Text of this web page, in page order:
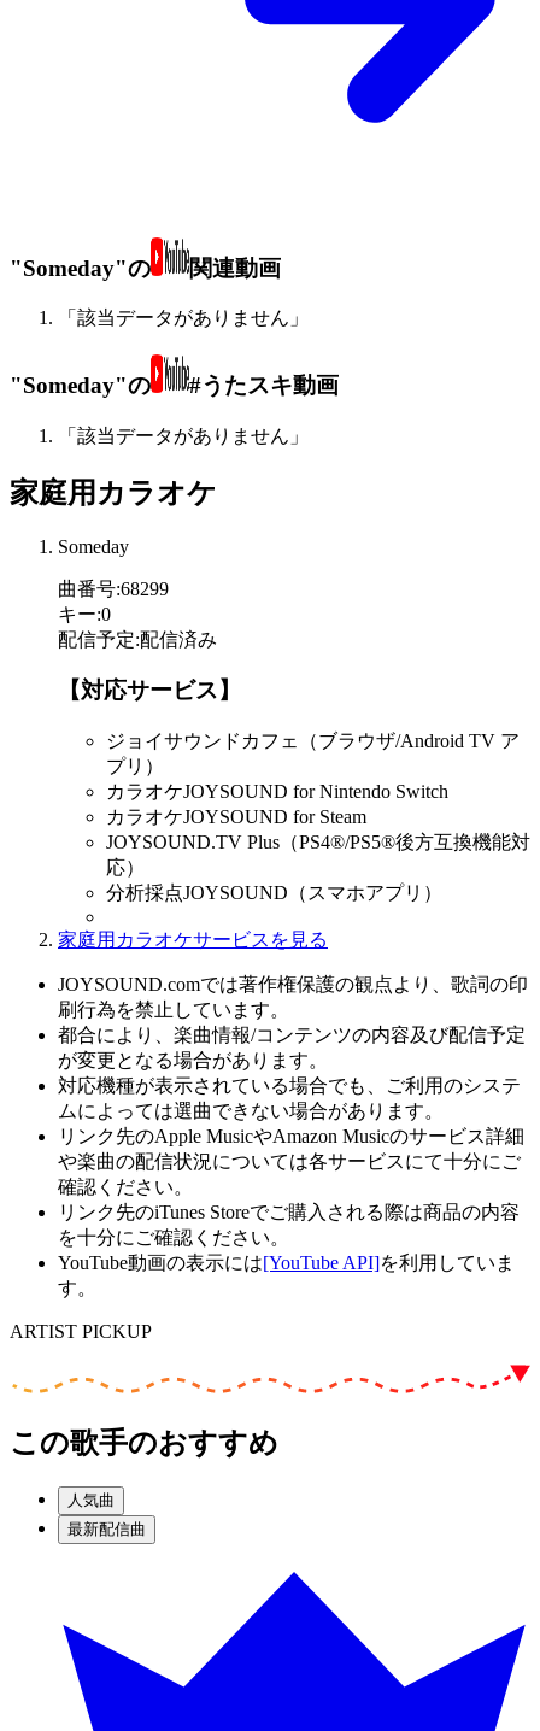
"Someday"の 関連動画
「該当データがありません」
"Someday"の #うたスキ動画
「該当データがありません」
家庭用カラオケ
Someday
曲番号:68299
キー:0
配信予定:配信済み
【対応サービス】
ジョイサウンドカフェ（ブラウザ/Android TV ア
プリ）
カラオケJOYSOUND for Nintendo Switch
カラオケJOYSOUND for Steam
JOYSOUND.TV Plus（PS4®/PS5®後方互換機能対
応）
分析採点JOYSOUND（スマホアプリ）
家庭用カラオケサービスを見る
JOYSOUND.comでは著作権保護の観点より、歌詞の印
刷行為を禁止しています。
都合により、楽曲情報/コンテンツの内容及び配信予定
が変更となる場合があります。
対応機種が表示されている場合でも、ご利用のシステ
ムによっては選曲できない場合があります。
リンク先のApple MusicやAmazon Musicのサービス詳細
や楽曲の配信状況については各サービスにて十分にご
確認ください。
リンク先のiTunes Storeでご購入される際は商品の内容
を十分にご確認ください。
YouTube動画の表示には[YouTube API]を利用していま
す。
ARTIST PICKUP
この歌手のおすすめ
人気曲
最新配信曲